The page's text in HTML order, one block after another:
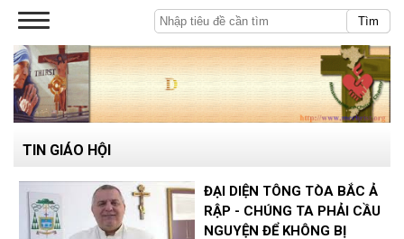
Tìm
TIN GIÁO HỘI
ĐẠI DIỆN TÔNG TÒA BẮC Ả
RẬP - CHÚNG TA PHẢI CẦU
NGUYỆN ĐỂ KHÔNG BỊ